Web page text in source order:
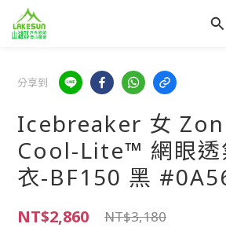
分享到
Icebreaker 女
Cool-Lite™ 網眼透
衣-BF150 黑
NT$2,860 NT$3,180